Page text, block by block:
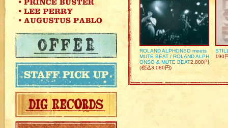
ROLAND ALPHONSO meets
MUTE BEAT / ROLAND ALPH
ONSO & MUTE BEAT2,800円
(税込3,080円)
190